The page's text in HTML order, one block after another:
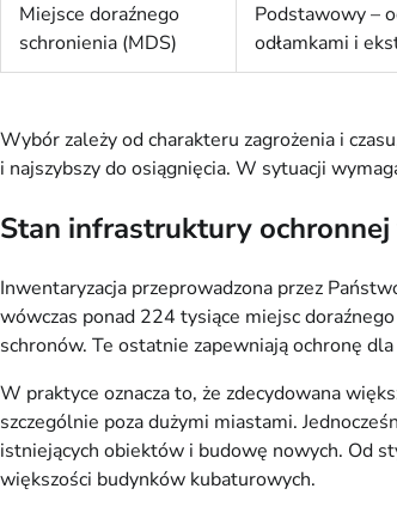
Miejsce doraźnego
schronienia (MDS)
Podstawowy –
odłamkami i
Wybór zależy od charakteru zagrożenia i
i najszybszy do osiągnięcia. W sytuacji
Stan infrastruktury
Inwentaryzacja przeprowadzona przez
wówczas ponad 224 tysiące miejsc
schronów. Te ostatnie zapewniają ochronę
W praktyce oznacza to, że zdecydowana
szczególnie poza dużymi miastami.
istniejących obiektów i budowę nowych. Od
większości budynków kubaturowych.